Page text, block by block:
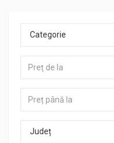
Categorie
Județ